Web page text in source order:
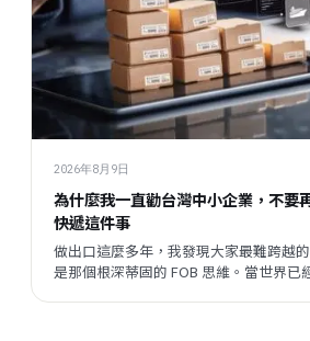
2026年8月9日
為什麼我一直勸台灣中小企業，不要
快遞這件事
做出口這麼多年，我發現大家最難跨越
是那個根深蒂固的 FOB 思維。當世界已